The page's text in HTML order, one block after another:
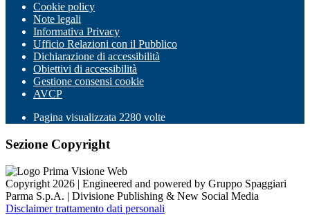
Cookie policy
Note legali
Informativa Privacy
Ufficio Relazioni con il Pubblico
Dichiarazione di accessibilità
Obiettivi di accessibilità
Gestione consensi cookie
AVCP
Pagina visualizzata 2280 volte
Sezione Copyright
Copyright 2026 | Engineered and powered by Gruppo Spaggiari
Parma S.p.A. | Divisione Publishing & New Social Media
Disclaimer trattamento dati personali